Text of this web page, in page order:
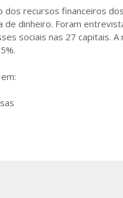
recursos financeiros
de dinheiro. Foram
sociais nas 27 capitais.